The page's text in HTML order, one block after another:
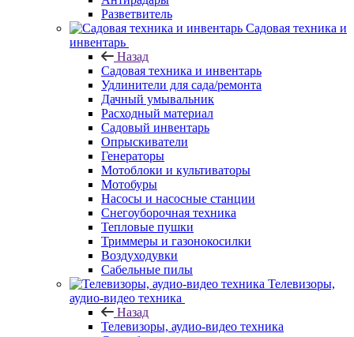
Разветвитель
Садовая техника и
инвентарь
Назад
Садовая техника и инвентарь
Удлинители для сада/ремонта
Дачный умывальник
Расходный материал
Садовый инвентарь
Опрыскиватели
Генераторы
Мотоблоки и культиваторы
Мотобуры
Насосы и насосные станции
Снегоуборочная техника
Тепловые пушки
Триммеры и газонокосилки
Воздуходувки
Сабельные пилы
Телевизоры,
аудио-видео техника
Назад
Телевизоры, аудио-видео техника